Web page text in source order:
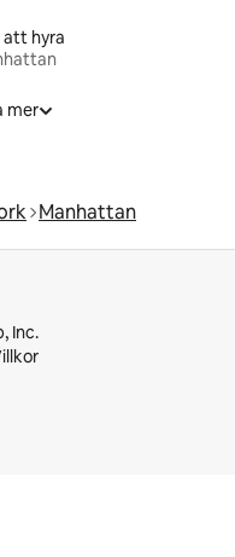
att hyra
mer
Manhattan
Inc.